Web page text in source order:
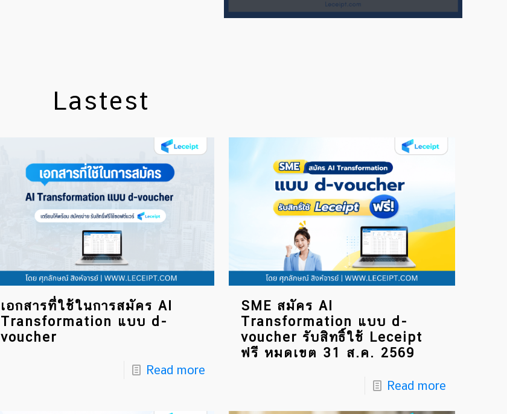
Lastest
เอกสารที่ใช้ในการสมัคร AI
Transformation แบบ d-
voucher
Read more
SME สมัคร AI
Transformation แบบ d-
voucher รับสิทธิ์ใช้ Leceipt
ฟรี หมดเขต 31 ส.ค. 2569
Read more